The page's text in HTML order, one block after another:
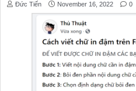
Đức Tiến November 16, 2022 0